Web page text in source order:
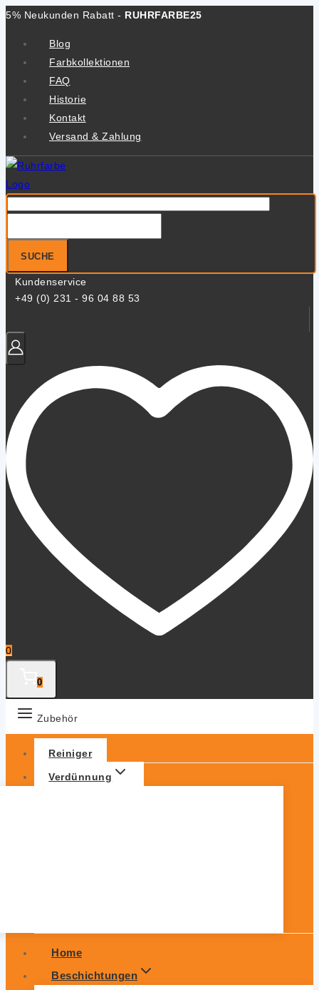
Zum
5% Neukunden Rabatt - RUHRFARBE25
Blog
Farbkollektionen
FAQ
Historie
Kontakt
Versand & Zahlung
nach:
SUCHE
Kundenservice
+49 (0) 231 - 96 04 88 53
0
0
Zubehör
Reiniger
Verdünnung
Home
Beschichtungen